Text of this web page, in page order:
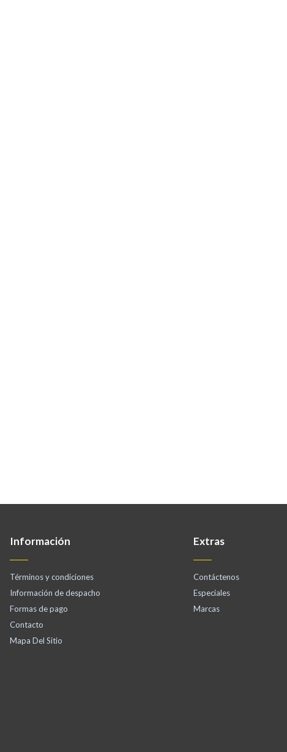
Información
Términos y condiciones
Información de despacho
Formas de pago
Contacto
Mapa Del Sitio
Extras
Contáctenos
Especiales
Marcas